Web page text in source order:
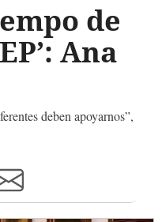
de
Ana
deben apoyarnos”,